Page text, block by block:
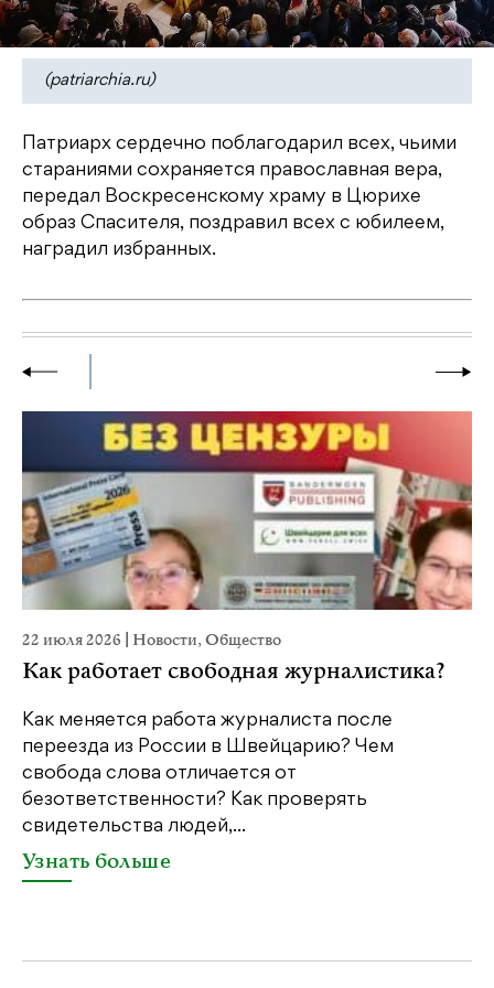
(patriarchia.ru)
Патриарх сердечно поблагодарил всех, чьими
стараниями сохраняется православная вера,
передал Воскресенскому храму в Цюрихе
образ Спасителя, поздравил всех с юбилеем,
наградил избранных.
22 июля 2026 Новости,Общество
Как работает свободная журналистика?
Как меняется работа журналиста после
переезда из России в Швейцарию? Чем
свобода слова отличается от
безответственности? Как проверять
свидетельства людей,...
Узнать больше